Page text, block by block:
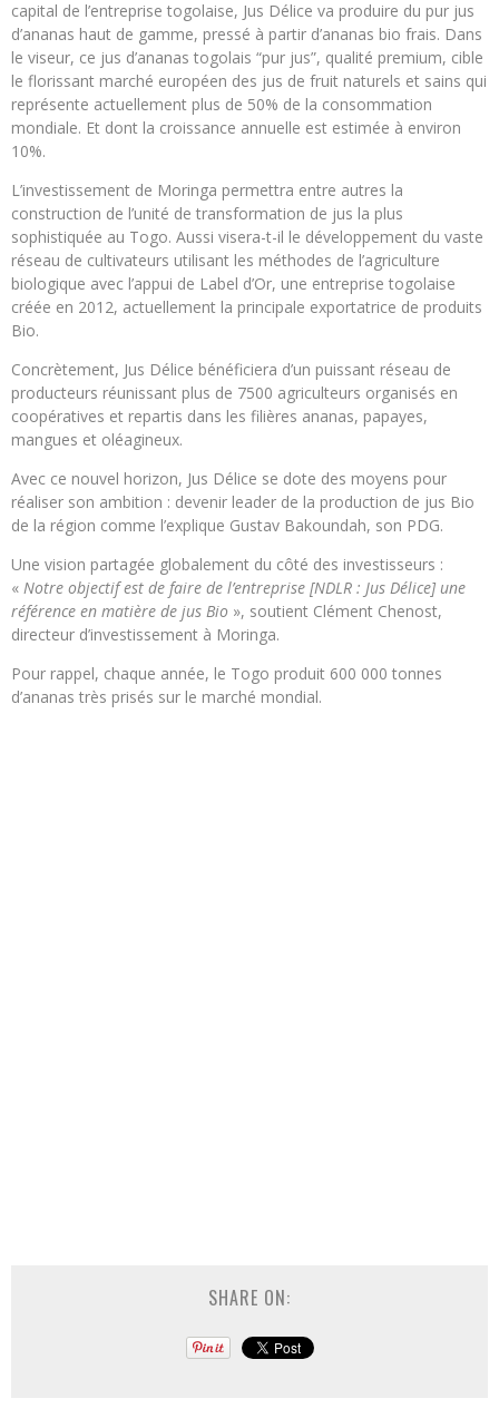
capital de l’entreprise togolaise, Jus Délice va produire du pur jus
d’ananas haut de gamme, pressé à partir d’ananas bio frais. Dans
le viseur, ce jus d’ananas togolais “pur jus”, qualité premium, cible
le florissant marché européen des jus de fruit naturels et sains qui
représente actuellement plus de 50% de la consommation
mondiale. Et dont la croissance annuelle est estimée à environ
10%.
L’investissement de Moringa permettra entre autres la
construction de l’unité de transformation de jus la plus
sophistiquée au Togo. Aussi visera-t-il le développement du vaste
réseau de cultivateurs utilisant les méthodes de l’agriculture
biologique avec l’appui de Label d’Or, une entreprise togolaise
créée en 2012, actuellement la principale exportatrice de produits
Bio.
Concrètement, Jus Délice bénéficiera d’un puissant réseau de
producteurs réunissant plus de 7500 agriculteurs organisés en
coopératives et repartis dans les filières ananas, papayes,
mangues et oléagineux.
Avec ce nouvel horizon, Jus Délice se dote des moyens pour
réaliser son ambition : devenir leader de la production de jus Bio
de la région comme l’explique Gustav Bakoundah, son PDG.
Une vision partagée globalement du côté des investisseurs :
« Notre objectif est de faire de l’entreprise [NDLR : Jus Délice] une
référence en matière de jus Bio », soutient Clément Chenost,
directeur d’investissement à Moringa.
Pour rappel, chaque année, le Togo produit 600 000 tonnes
d’ananas très prisés sur le marché mondial.
SHARE ON: